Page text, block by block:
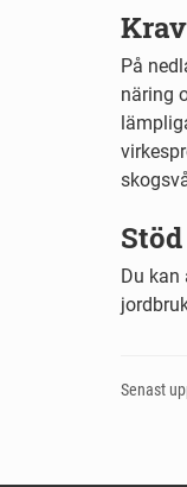
På
näring
Du kan
Senast